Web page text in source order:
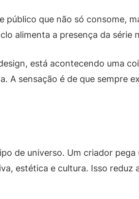
público que não só consome,
alimenta a presença da série
está acontecendo uma
A sensação é de que sempre
de universo. Um criador pega
estética e cultura. Isso reduz